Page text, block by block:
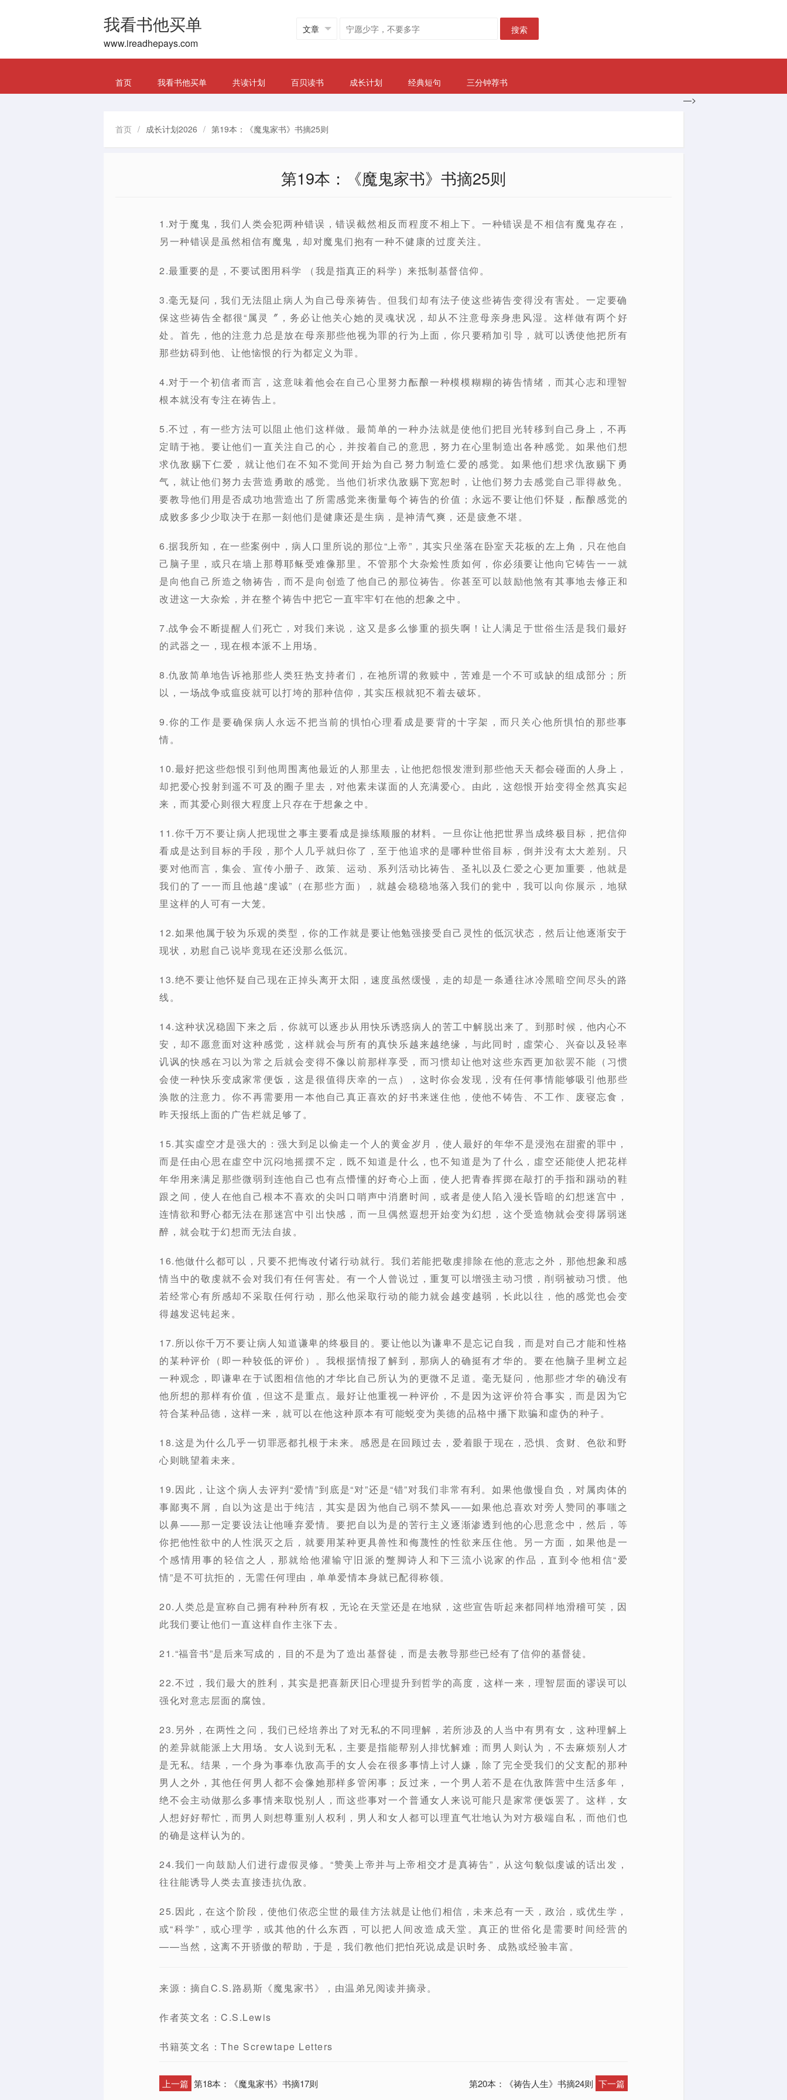
我看书他买单
www.ireadhepays.com
搜索
首页 我看书他买单 共读计划 百贝读书 成长计划 经典短句
三分钟荐书
—>
首页 / 成长计划2026 / 第19本：《魔鬼家书》书摘25则
第19本：《魔鬼家书》书摘25则
1.对于魔鬼，我们人类会犯两种错误，错误截然相反而程度不相上下。一种错误是不相信有魔鬼存在，
另一种错误是虽然相信有魔鬼，却对魔鬼们抱有一种不健康的过度关注。
2.最重要的是，不要试图用科学 （我是指真正的科学）来抵制基督信仰。
3.毫无疑问，我们无法阻止病人为自己母亲祷告。但我们却有法子使这些祷告变得没有害处。一定要确
保这些祷告全都很“属灵〞，务必让他关心她的灵魂状况，却从不注意母亲身患风湿。这样做有两个好
处。首先，他的注意力总是放在母亲那些他视为罪的行为上面，你只要稍加引导，就可以诱使他把所有
那些妨碍到他、让他恼恨的行为都定义为罪。
4.对于一个初信者而言，这意味着他会在自己心里努力酝酿一种模模糊糊的祷告情绪，而其心志和理智
根本就没有专注在祷告上。
5.不过，有一些方法可以阻止他们这样做。最简单的一种办法就是使他们把目光转移到自己身上，不再
定睛于祂。要让他们一直关注自己的心，并按着自己的意思，努力在心里制造出各种感觉。如果他们想
求仇敌赐下仁爱，就让他们在不知不觉间开始为自己努力制造仁爱的感觉。如果他们想求仇敌赐下勇
气，就让他们努力去营造勇敢的感觉。当他们祈求仇敌赐下宽恕时，让他们努力去感觉自己罪得赦免。
要教导他们用是否成功地营造出了所需感觉来衡量每个祷告的价值；永远不要让他们怀疑，酝酿感觉的
成败多多少少取决于在那一刻他们是健康还是生病，是神清气爽，还是疲惫不堪。
6.据我所知，在一些案例中，病人口里所说的那位“上帝”，其实只坐落在卧室天花板的左上角，只在他自
己脑子里，或只在墙上那尊耶稣受难像那里。不管那个大杂烩性质如何，你必须要让他向它铸告一一就
是向他自己所造之物祷告，而不是向创造了他自己的那位祷告。你甚至可以鼓励他煞有其事地去修正和
改进这一大杂烩，并在整个祷告中把它一直牢牢钉在他的想象之中。
7.战争会不断提醒人们死亡，对我们来说，这又是多么惨重的损失啊！让人满足于世俗生活是我们最好
的武器之一，现在根本派不上用场。
8.仇敌简单地告诉祂那些人类狂热支持者们，在祂所谓的救赎中，苦难是一个不可或缺的组成部分；所
以，一场战争或瘟疫就可以打垮的那种信仰，其实压根就犯不着去破坏。
9.你的工作是要确保病人永远不把当前的惧怕心理看成是要背的十字架，而只关心他所惧怕的那些事
情。
10.最好把这些怨恨引到他周围离他最近的人那里去，让他把怨恨发泄到那些他天天都会碰面的人身上，
却把爱心投射到遥不可及的圈子里去，对他素未谋面的人充满爱心。由此，这怨恨开始变得全然真实起
来，而其爱心则很大程度上只存在于想象之中。
11.你千万不要让病人把现世之事主要看成是操练顺服的材料。一旦你让他把世界当成终极目标，把信仰
看成是达到目标的手段，那个人几乎就归你了，至于他追求的是哪种世俗目标，倒并没有太大差别。只
要对他而言，集会、宣传小册子、政策、运动、系列活动比祷告、圣礼以及仁爱之心更加重要，他就是
我们的了一一而且他越“虔诚”（在那些方面），就越会稳稳地落入我们的瓮中，我可以向你展示，地狱
里这样的人可有一大笼。
12.如果他属于较为乐观的类型，你的工作就是要让他勉强接受自己灵性的低沉状态，然后让他逐渐安于
现状，劝慰自己说毕竟现在还没那么低沉。
13.绝不要让他怀疑自己现在正掉头离开太阳，速度虽然缓慢，走的却是一条通往冰冷黑暗空间尽头的路
线。
14.这种状况稳固下来之后，你就可以逐步从用快乐诱惑病人的苦工中解脱出来了。到那时候，他内心不
安，却不愿意面对这种感觉，这样就会与所有的真快乐越来越绝缘，与此同时，虛荣心、兴奋以及轻率
讥讽的快感在习以为常之后就会变得不像以前那样享受，而习惯却让他对这些东西更加欲罢不能（习惯
会使一种快乐变成家常便饭，这是很值得庆幸的一点），这时你会发现，没有任何事情能够吸引他那些
涣散的注意力。你不再需要用一本他自己真正喜欢的好书来迷住他，使他不铸告、不工作、废寝忘食，
昨天报纸上面的广告栏就足够了。
15.其实虛空才是强大的：强大到足以偷走一个人的黄金岁月，使人最好的年华不是浸泡在甜蜜的罪中，
而是任由心思在虛空中沉闷地摇摆不定，既不知道是什么，也不知道是为了什么，虛空还能使人把花样
年华用来满足那些微弱到连他自己也有点懵懂的好奇心上面，使人把青春挥掷在敲打的手指和踢动的鞋
跟之间，使人在他自己根本不喜欢的尖叫口哨声中消磨时间，或者是使人陷入漫长昏暗的幻想迷宫中，
连情欲和野心都无法在那迷宫中引出快感，而一旦偶然遐想开始变为幻想，这个受造物就会变得孱弱迷
醉，就会耽于幻想而无法自拔。
16.他做什么都可以，只要不把悔改付诸行动就行。我们若能把敬虔排除在他的意志之外，那他想象和感
情当中的敬虔就不会对我们有任何害处。有一个人曾说过，重复可以增强主动习惯，削弱被动习惯。他
若经常心有所感却不采取任何行动，那么他采取行动的能力就会越变越弱，长此以往，他的感觉也会变
得越发迟钝起来。
17.所以你千万不要让病人知道谦卑的终极目的。要让他以为谦卑不是忘记自我，而是对自己才能和性格
的某种评价（即一种较低的评价）。我根据情报了解到，那病人的确挺有才华的。要在他脑子里树立起
一种观念，即谦卑在于试图相信他的才华比自己所认为的更微不足道。毫无疑问，他那些才华的确没有
他所想的那样有价值，但这不是重点。最好让他重视一种评价，不是因为这评价符合事实，而是因为它
符合某种品德，这样一来，就可以在他这种原本有可能蜕变为美德的品格中播下欺骗和虛伪的种子。
18.这是为什么几乎一切罪恶都扎根于未来。感恩是在回顾过去，爱着眼于现在，恐惧、贪财、色欲和野
心则眺望着未来。
19.因此，让这个病人去评判“爱情”到底是“对”还是“错”对我们非常有利。如果他傲慢自负，对属肉体的
事鄙夷不屑，自以为这是出于纯洁，其实是因为他自己弱不禁风——如果他总喜欢对旁人赞同的事嗤之
以鼻——那一定要设法让他唾弃爱情。要把自以为是的苦行主义逐渐渗透到他的心思意念中，然后，等
你把他性欲中的人性泯灭之后，就要用某种更具兽性和侮蔑性的性欲来压住他。另一方面，如果他是一
个感情用事的轻信之人，那就给他灌输守旧派的蹩脚诗人和下三流小说家的作品，直到令他相信“爱
情”是不可抗拒的，无需任何理由，单单爱情本身就已配得称领。
20.人类总是宣称自己拥有种种所有权，无论在天堂还是在地狱，这些宣告听起来都同样地滑稽可笑，因
此我们要让他们一直这样自作主张下去。
21.“福音书”是后来写成的，目的不是为了造出基督徒，而是去教导那些已经有了信仰的基督徒。
22.不过，我们最大的胜利，其实是把喜新厌旧心理提升到哲学的高度，这样一来，理智层面的谬误可以
强化对意志层面的腐蚀。
23.另外，在两性之问，我们已经培养出了对无私的不同理解，若所涉及的人当中有男有女，这种理解上
的差异就能派上大用场。女人说到无私，主要是指能帮别人排忧解难；而男人则认为，不去麻烦别人才
是无私。结果，一个身为事奉仇敌高手的女人会在很多事情上讨人嫌，除了完全受我们的父支配的那种
男人之外，其他任何男人都不会像她那样多管闲事；反过来，一个男人若不是在仇敌阵营中生活多年，
绝不会主动做那么多事情来取悦别人，而这些事对一个普通女人来说可能只是家常便饭罢了。这样，女
人想好好帮忙，而男人则想尊重别人权利，男人和女人都可以理直气壮地认为对方极端自私，而他们也
的确是这样认为的。
24.我们一向鼓励人们进行虚假灵修。“赞美上帝并与上帝相交才是真祷告”，从这句貌似虔诚的话出发，
往往能诱导人类去直接违抗仇敌。
25.因此，在这个阶段，使他们依恋尘世的最佳方法就是让他们相信，未来总有一天，政治，或优生学，
或“科学”，或心理学，或其他的什么东西，可以把人间改造成天堂。真正的世俗化是需要时间经营的
——当然，这离不开骄傲的帮助，于是，我们教他们把怕死说成是识时务、成熟或经验丰富。
来源：摘自C.S.路易斯《魔鬼家书》，由温弟兄阅读并摘录。
作者英文名：C.S.Lewis
书籍英文名：The Screwtape Letters
上一篇 第18本：《魔鬼家书》书摘17则 第20本：《祷告人生》书摘24则 下一篇